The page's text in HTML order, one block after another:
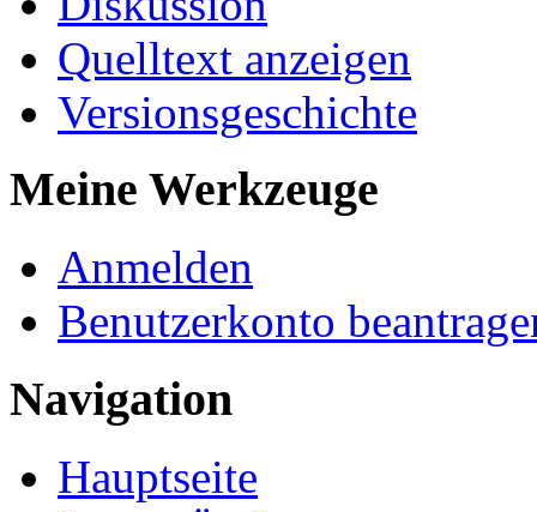
Quelltext anzeigen
Versionsgeschichte
Meine Werkzeuge
Anmelden
Benutzerkonto
Navigation
Hauptseite